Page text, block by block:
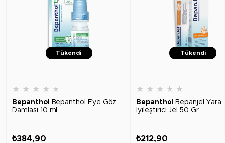
Tükendi
★ ★ ★ ★ ★
Bepanthol
Bepanthol Eye Göz
Damlası 10 ml
₺384,90
Tükendi
★ ★ ★ ★ ★
Bepanthol
Bepanjel Yara
İyileştirici Jel 50 Gr
₺212,90